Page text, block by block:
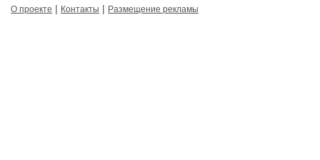
О проекте | Контакты | Размещение рекламы